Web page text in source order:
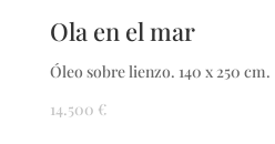
Ola en el mar
Óleo sobre lienzo. 140 x 250 cm.
14.500 €